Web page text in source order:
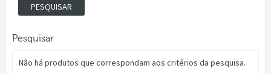
Pesquisar
Não há produtos que correspondam aos critérios da pesquisa.